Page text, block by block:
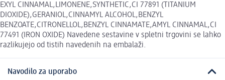
EXYL CINNAMAL,LIMONENE,SYNTHETIC,CI 77891 (TITANIUM
DIOXIDE),GERANIOL,CINNAMYL ALCOHOL,BENZYL
BENZOATE,CITRONELLOL,BENZYL CINNAMATE,AMYL CINNAMAL,CI
77491 (IRON OXIDE) Navedene sestavine v spletni trgovini se lahko
razlikujejo od tistih navedenih na embalaži.
Navodilo za uporabo